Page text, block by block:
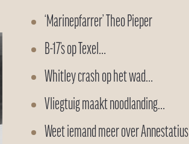
‘Marinepfarrer’ Theo Pieper
B-17’s op Texel…
Whitley crash op het wad…
Vliegtuig maakt noodlanding…
Weet iemand meer over Annestatius